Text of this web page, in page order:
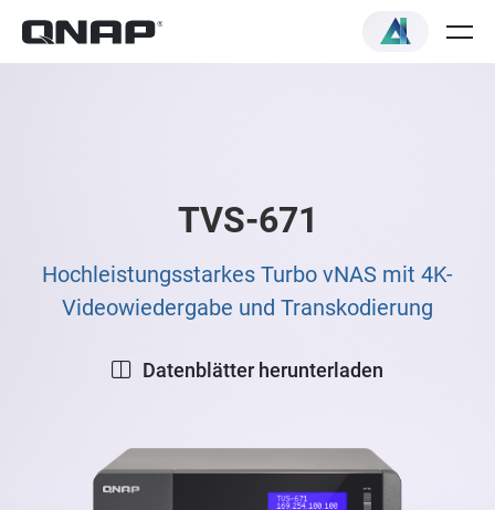
TVS-671
Hochleistungsstarkes Turbo vNAS mit 4K-
Videowiedergabe und Transkodierung
Datenblätter herunterladen